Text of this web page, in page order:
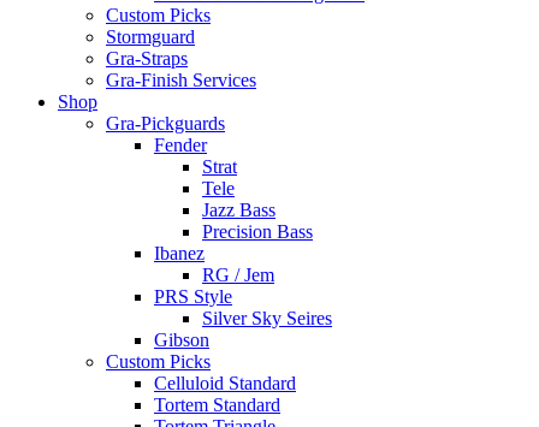
Custom Picks
Stormguard
Gra-Straps
Gra-Finish Services
Shop
Gra-Pickguards
Fender
Strat
Tele
Jazz Bass
Precision Bass
Ibanez
RG / Jem
PRS Style
Silver Sky Seires
Gibson
Custom Picks
Celluloid Standard
Tortem Standard